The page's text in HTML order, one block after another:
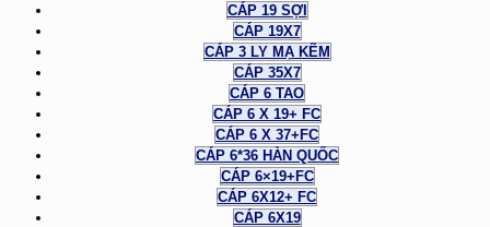
CÁP 19 SỢI
CÁP 19X7
CÁP 3 LY MẠ KẼM
CÁP 35X7
CÁP 6 TAO
CÁP 6 X 19+ FC
CÁP 6 X 37+FC
CÁP 6*36 HÀN QUỐC
CÁP 6×19+FC
CÁP 6X12+ FC
CÁP 6X19